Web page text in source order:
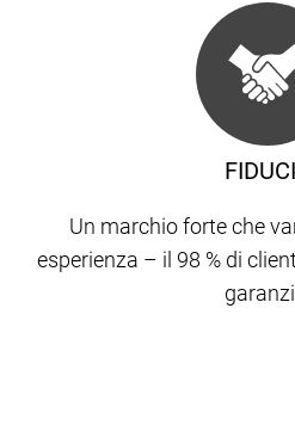
Un marchio forte che
esperienza – il 98 % di